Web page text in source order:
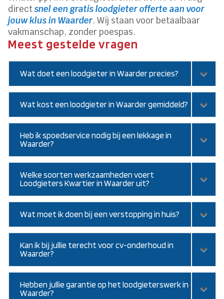
directsnel een gratis loodgieter offerte aan voor
jouw klus in Waarder. Wij staan voor betaalbaar
vakmanschap, zonder poespas.
Meest gestelde vragen
Wat doet een loodgieter in Waarder precies?
Wat kost een loodgieter in Waarder gemiddeld?
Heb ik spoedservice nodig bij een lekkage in
Waarder?
Welke soorten werkzaamheden voert
Loodgieters Kwartier in Waarder uit?
Wat moet ik doen bij een verstopping in huis?
Kan ik bij jullie terecht voor cv-onderhoud in
Waarder?
Hebben jullie garantie op het loodgieterswerk in
Waarder?